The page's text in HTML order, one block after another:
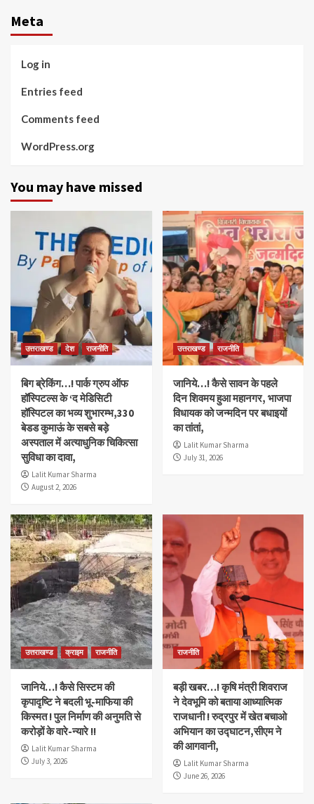
Meta
Log in
Entries feed
Comments feed
WordPress.org
You may have missed
उत्तराखण्ड देश राजनीति
बिग ब्रेकिंग…! पार्क ग्रुप ऑफ
हॉस्पिटल्स के ‘द मेडिसिटी
हॉस्पिटल का भव्य शुभारम्भ,330
बेडड कुमाऊं के सबसे बड़े
अस्पताल में अत्याधुनिक चिकित्सा
सुविधा का दावा,
Lalit Kumar Sharma
August 2, 2026
उत्तराखण्ड राजनीति
जानिये…! कैसे सावन के पहले
दिन शिवमय हुआ महानगर, भाजपा
विधायक को जन्मदिन पर बधाइयों
का तांतां,
Lalit Kumar Sharma
July 31, 2026
उत्तराखण्ड क्राइम राजनीति
जानिये…! कैसे सिस्टम की
कृपादृष्टि ने बदली भू-माफिया की
किस्मत ! पुल निर्माण की अनुमति से
करोड़ों के वारे-न्यारे !!
Lalit Kumar Sharma
July 3, 2026
राजनीति
बड़ी खबर…! कृषि मंत्री शिवराज
ने देवभूमि को बताया आध्यात्मिक
राजधानी ! रुद्रपुर में खेत बचाओ
अभियान का उद्घाटन,सीएम ने
की आगवानी,
Lalit Kumar Sharma
June 26, 2026